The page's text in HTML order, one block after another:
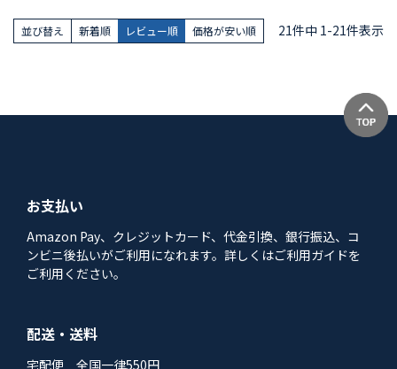
並び替え 新着順 レビュー順 価格が安い順 21件中 1-21件表示
お支払い
Amazon Pay、クレジットカード、代金引換、銀行振込、コ
ンビニ後払いがご利用になれます。詳しくはご利用ガイドを
ご利用ください。
配送・送料
宅配便 全国一律550円